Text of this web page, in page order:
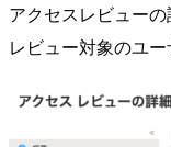
アクセスレビューの
レビュー対象のユ